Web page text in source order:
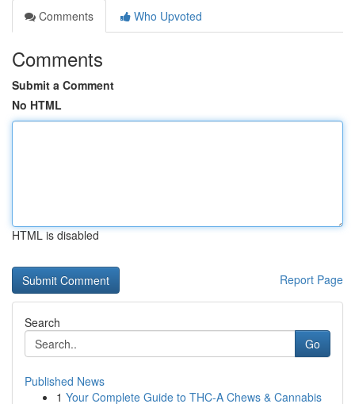
Comments
Who Upvoted
Comments
Submit a Comment
No HTML
HTML is disabled
Report Page
Search
Go
Published News
1 Your Complete Guide to THC-A Chews & Cannabis